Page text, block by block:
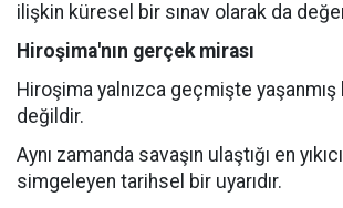
ilişkin küresel bir sınav olarak da
Hiroşima'nın gerçek mirası
Hiroşima yalnızca geçmişte
değildir.
Aynı zamanda savaşın ulaştığı en
simgeleyen tarihsel bir uyarıdır.